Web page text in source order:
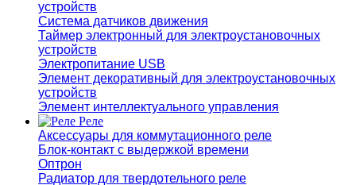
устройств
Система датчиков движения
Таймер электронный для электроустановочных
устройств
Электропитание USB
Элемент декоративный для электроустановочных
устройств
Элемент интеллектуального управления
Реле
Аксессуары для коммутационного реле
Блок-контакт с выдержкой времени
Оптрон
Радиатор для твердотельного реле